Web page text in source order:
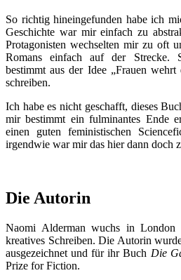
So richtig hineingefunden habe ich
Geschichte war mir einfach zu
Protagonisten wechselten mir zu oft
Romans einfach auf der Strecke.
bestimmt aus der Idee „Frauen wehrt
schreiben.
Ich habe es nicht geschafft, dieses
mir bestimmt ein fulminantes Ende
einen guten feministischen
irgendwie war mir das hier dann doch
Die Autorin
Naomi Alderman wuchs in
kreatives Schreiben. Die Autorin
ausgezeichnet und für ihr Buch Die
Prize for Fiction.